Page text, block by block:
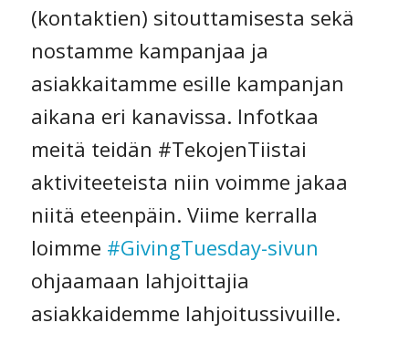
(kontaktien) sitouttamisesta sekä
nostamme kampanjaa ja
asiakkaitamme esille kampanjan
aikana eri kanavissa. Infotkaa
meitä teidän #TekojenTiistai
aktiviteeteista niin voimme jakaa
niitä eteenpäin. Viime kerralla
loimme #GivingTuesday-sivun
ohjaamaan lahjoittajia
asiakkaidemme lahjoitussivuille.